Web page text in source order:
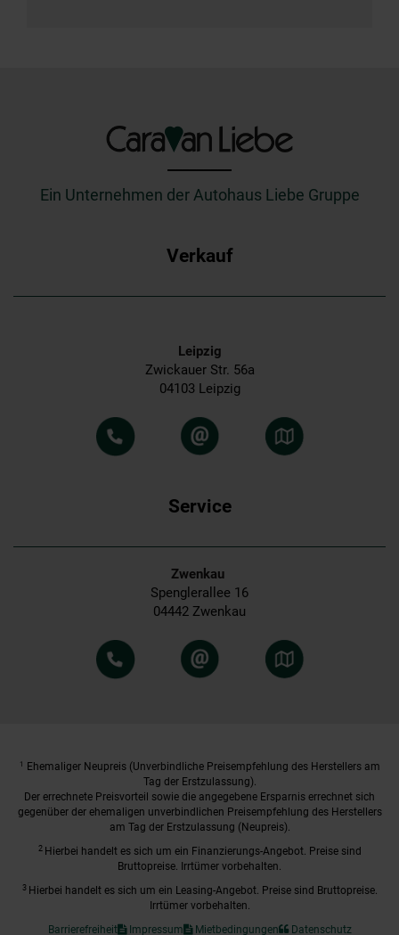
Ein Unternehmen der Autohaus Liebe Gruppe
Verkauf
Leipzig
Zwickauer Str. 56a
04103 Leipzig
Service
Zwenkau
Spenglerallee 16
04442 Zwenkau
1
Ehemaliger Neupreis (Unverbindliche Preisempfehlung des Herstellers am
Tag der Erstzulassung).
Der errechnete Preisvorteil sowie die angegebene Ersparnis errechnet sich
gegenüber der ehemaligen unverbindlichen Preisempfehlung des Herstellers
am Tag der Erstzulassung (Neupreis).
2 Hierbei handelt es sich um ein Finanzierungs-Angebot. Preise sind
Bruttopreise. Irrtümer vorbehalten.
3 Hierbei handelt es sich um ein Leasing-Angebot. Preise sind Bruttopreise.
Irrtümer vorbehalten.
Barrierefreiheit
Impressum Mietbedingungen Datenschutz